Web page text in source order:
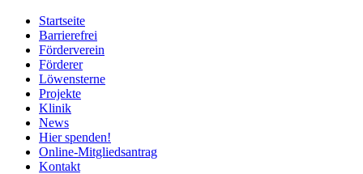
Startseite
Barrierefrei
Förderverein
Förderer
Löwensterne
Projekte
Klinik
News
Hier spenden!
Online-Mitgliedsantrag
Kontakt